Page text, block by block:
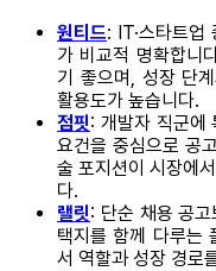
원티드: IT·스타트업
가 비교적 명확합니
기 좋으며, 성장 단
활용도가 높습니다.
점핏: 개발자 직군에
요건을 중심으로 공
술 포지션이 시장에
다.
랠릿: 단순 채용 공
택지를 함께 다루는
서 역할과 성장 경로